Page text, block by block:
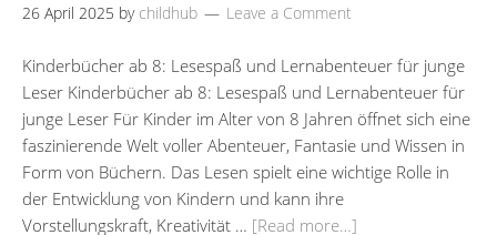
26 April 2025 by childhub Leave a Comment
Kinderbücher ab 8: Lesespaß und Lernabenteuer für junge
Leser Kinderbücher ab 8: Lesespaß und Lernabenteuer für
junge Leser Für Kinder im Alter von 8 Jahren öffnet sich eine
faszinierende Welt voller Abenteuer, Fantasie und Wissen in
Form von Büchern. Das Lesen spielt eine wichtige Rolle in
der Entwicklung von Kindern und kann ihre
Vorstellungskraft, Kreativität … [Read more…]